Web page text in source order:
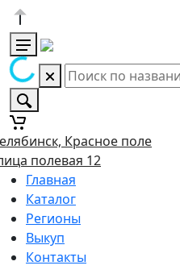
Красное поле
полевая 12
Главная
Каталог
Регионы
Выкуп
Контакты